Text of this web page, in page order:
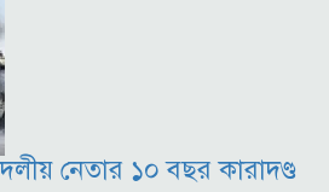
নেতার ১০ বছর কারাদণ্ড